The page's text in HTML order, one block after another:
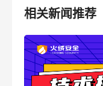
相关新闻推荐